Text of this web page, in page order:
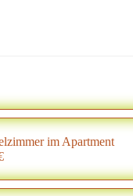
im Apartment